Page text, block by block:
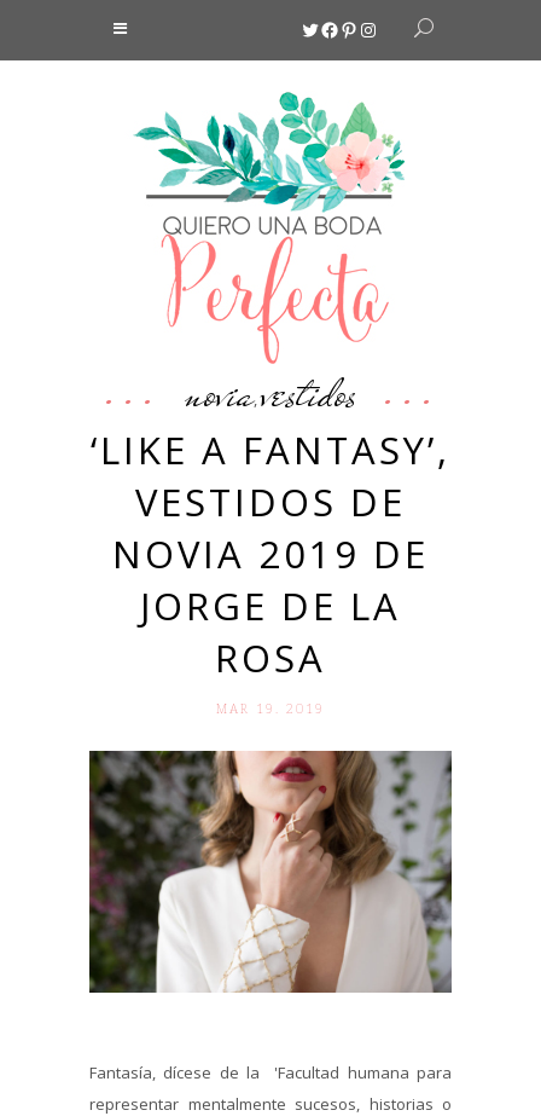
Twitter
Facebook
Pinterest
Instagram
novia,vestidos
‘LIKE A FANTASY’,
VESTIDOS DE
NOVIA 2019 DE
JORGE DE LA
ROSA
MAR 19. 2019
Fantasía, dícese de la 'Facultad humana para
representar mentalmente sucesos, historias o